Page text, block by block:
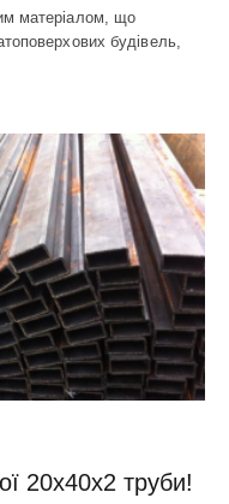
матеріалом, що
будівель,
20х40х2 труби!